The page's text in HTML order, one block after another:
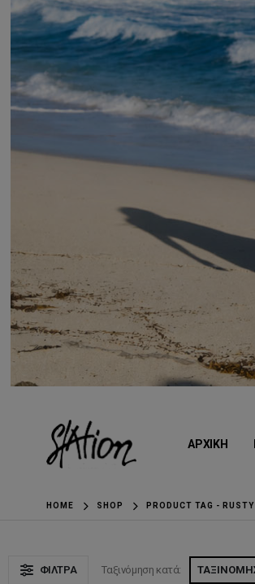
ΑΡΧΙΚΗ
HOME SHOP PRODUCT TAG - RUSTY
ΦΊΛΤΡΑ Ταξινόμηση κατά: